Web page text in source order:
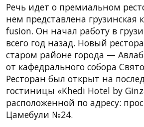
Речь идет о премиальном
нем представлена грузинская
fusion. Он начал работу в
всего год назад. Новый
старом районе города —
от кафедрального собора
Ресторан был открыт на
гостиницы «Khedi Hotel by
расположенной по адресу:
Цамебули №24.